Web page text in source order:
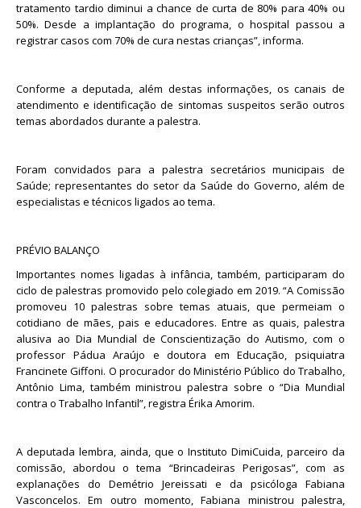
tratamento tardio diminui a chance de curta de 80% para 40% ou
50%. Desde a implantação do programa, o hospital passou a
registrar casos com 70% de cura nestas crianças”, informa.
Conforme a deputada, além destas informações, os canais de
atendimento e identificação de sintomas suspeitos serão outros
temas abordados durante a palestra.
Foram convidados para a palestra secretários municipais de
Saúde; representantes do setor da Saúde do Governo, além de
especialistas e técnicos ligados ao tema.
PRÉVIO BALANÇO
Importantes nomes ligadas à infância, também, participaram do
ciclo de palestras promovido pelo colegiado em 2019. “A Comissão
promoveu 10 palestras sobre temas atuais, que permeiam o
cotidiano de mães, pais e educadores. Entre as quais, palestra
alusiva ao Dia Mundial de Conscientização do Autismo, com o
professor Pádua Araújo e doutora em Educação, psiquiatra
Francinete Giffoni. O procurador do Ministério Público do Trabalho,
Antônio Lima, também ministrou palestra sobre o “Dia Mundial
contra o Trabalho Infantil”, registra Érika Amorim.
A deputada lembra, ainda, que o Instituto DimiCuida, parceiro da
comissão, abordou o tema “Brincadeiras Perigosas”, com as
explanações do Demétrio Jereissati e da psicóloga Fabiana
Vasconcelos. Em outro momento, Fabiana ministrou palestra,